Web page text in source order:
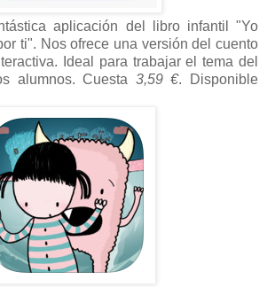
aplicación del libro infantil "Yo
ti". Nos ofrece una versión del cuento
Ideal para trabajar el tema del
alumnos. Cuesta 3,59 €. Disponible